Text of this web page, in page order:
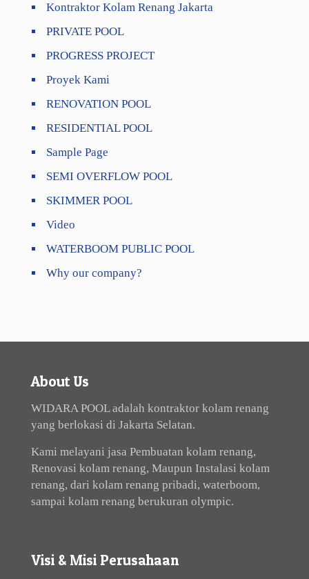
Kontraktor Kolam Renang Jakarta
PRIVATE POOL
PROGRESS PROJECT
Proyek Kami
RENOVATION POOL
RESIDENTIAL POOL
Sample Page
SEMI OVERFLOW POOL
SKIMMER POOL
Video
WATERBOOM PUBLIC POOL
Why our company?
About Us
WIDARA POOL adalah kontraktor kolam renang
yang berlokasi di Jakarta Selatan.
Kami melayani jasa Pembuatan kolam renang,
Renovasi kolam renang, Maupun Instalasi kolam
renang, dari kolam renang pribadi, waterboom,
sampai kolam renang berukuran olympic.
Visi & Misi Perusahaan